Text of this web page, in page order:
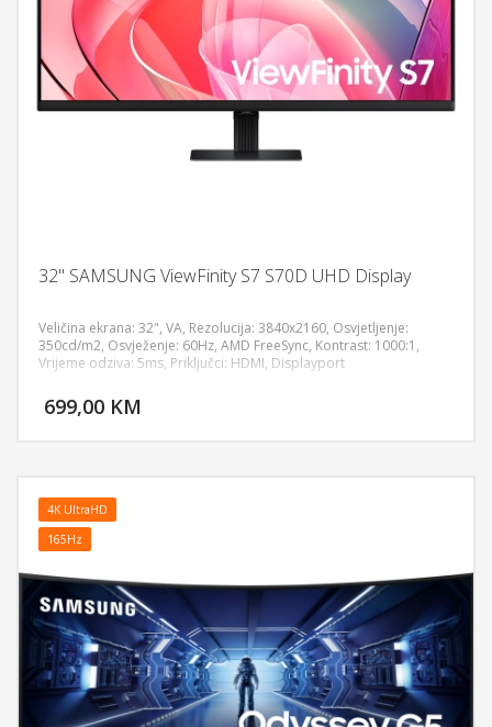
32" SAMSUNG ViewFinity S7 S70D UHD Display
Veličina ekrana: 32", VA, Rezolucija: 3840x2160, Osvjetljenje:
350cd/m2, Osvježenje: 60Hz, AMD FreeSync, Kontrast: 1000:1,
Vrijeme odziva: 5ms, Priključci: HDMI, Displayport
699,00 KM
4K UltraHD
165Hz